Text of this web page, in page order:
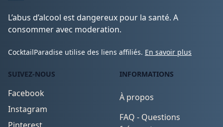
L’abus d’alcool est dangereux pour la santé. A
consommer avec moderation.
CocktailParadise utilise des liens affiliés. En savoir plus
SUIVEZ-NOUS
Facebook
Instagram
INFORMATIONS
À propos
FAQ - Questions